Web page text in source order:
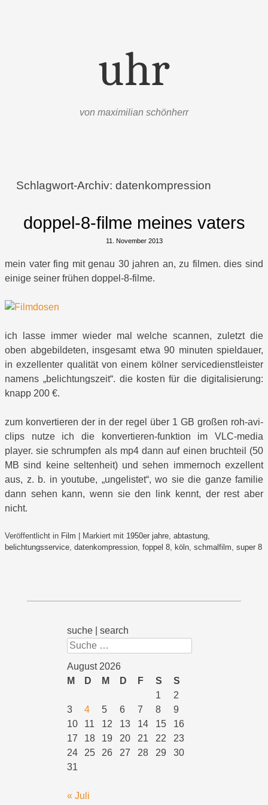
uhr
von maximilian schönherr
Schlagwort-Archiv:datenkompression
doppel-8-filme meines vaters
11. November 2013
mein vater fing mit genau 30 jahren an, zu filmen. dies sind
einige seiner frühen doppel-8-filme.
ich lasse immer wieder mal welche scannen, zuletzt die
oben abgebildeten, insgesamt etwa 90 minuten spieldauer,
in exzellenter qualität von einem kölner servicedienstleister
namens „belichtungszeit“. die kosten für die digitalisierung:
knapp 200 €.
zum konvertieren der in der regel über 1 GB großen roh-avi-
clips nutze ich die konvertieren-funktion im VLC-media
player. sie schrumpfen als mp4 dann auf einen bruchteil (50
MB sind keine seltenheit) und sehen immernoch exzellent
aus, z. b. in youtube, „ungelistet“, wo sie die ganze familie
dann sehen kann, wenn sie den link kennt, der rest aber
nicht.
Veröffentlicht in Film Markiert mit 1950er jahre, abtastung,
belichtungsservice, datenkompression, foppel 8, köln, schmalfilm, super 8
suche | search
Suchen
August 2026
M
D M D F S
S
1
2
3
4 5 6 7 8
9
10
11 12 13 14 15
16
17
18 19 20 21 22
23
24
25 26 27 28 29
30
31
« Juli